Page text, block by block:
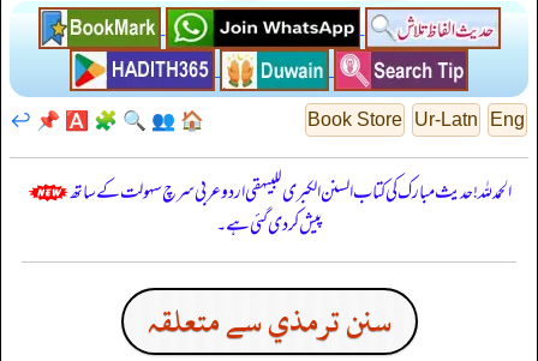
Eng
Ur-Latn
Book Store
🏠
👥
🔍
🧩
🅰️
📌
↩️
الحمدللہ! حدیث مبارک کی کتاب السنن الكبرى للبيهقي اردو عربی سرچ سہولت کے ساتھ
پیش کر دی گئی ہے۔
سنن ترمذي سے متعلقہ